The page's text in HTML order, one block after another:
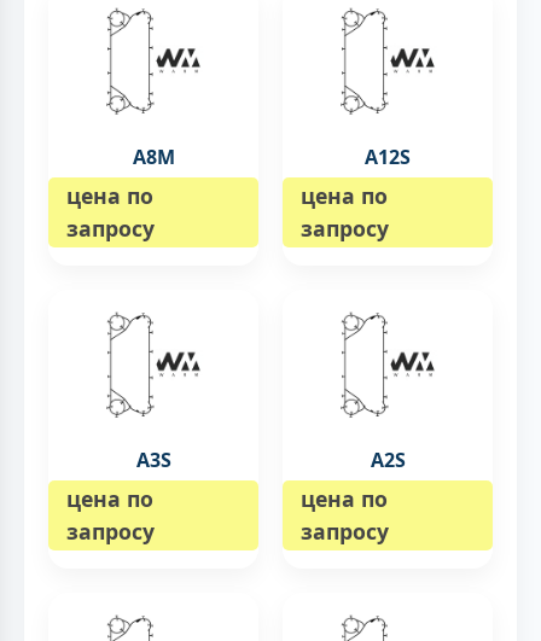
A8M
цена по
запросу
A12S
цена по
запросу
A3S
цена по
запросу
A2S
цена по
запросу